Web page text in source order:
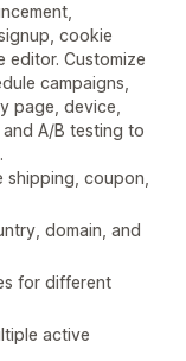
cookie
editor. Customize
campaigns,
page, device,
A/B testing to
shipping, coupon,
domain, and
for different
active